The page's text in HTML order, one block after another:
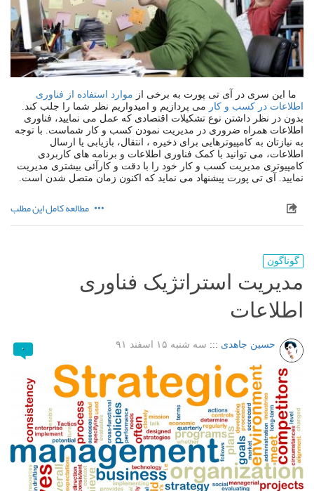
ما این سری در آی تی پورت به برخی از موارد استفاده از فناوری
اطلاعات در کسب و کار می پردازیم و امیدواریم نظر شما را جلب کند.
بدون در نظر داشتن نوع تشکیلات اقتصادی که عمل می نمایید، فناوری
اطلاعات همراه ضروری در مدیریت نمودن کسب و کار شماست. با توجه
به نیازتان به کامپیوترهایی برای ذخیره ، انتقال، بازیابی یا ارسال
اطلاعات، می توانید با کمک فناوری اطلاعات و برنامه های کاربردی
کامپیوتری مدیریت کسب و کار خود را با دقت و کارآئی بیشتری مدیریت
نمایید. آی تی پورت پیشنهاد می نماید که اکنون زمان متصل شدن است.
مطالعه کامل این مطلب
گوناگون
مدیریت استراتژیک فناوری
اطلاعات
حسین جاهدی ::: سه شنبه ۱۵ اسفند ۹۱ ۰